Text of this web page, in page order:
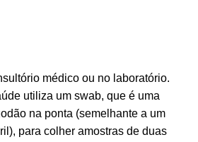
médico ou no laboratório.
utiliza um swab, que é uma
na ponta (semelhante a um
para colher amostras de duas